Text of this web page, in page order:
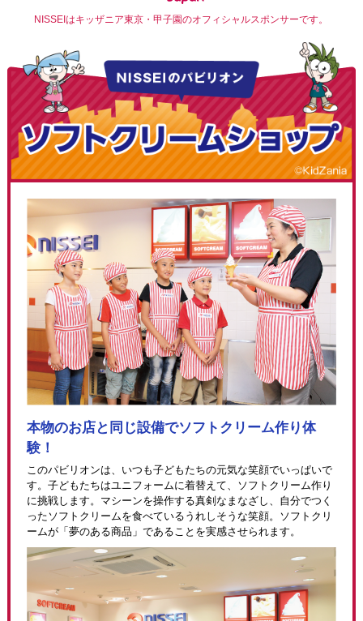
NISSEIはキッザニア東京・甲子園のオフィシャルスポンサーです。
本物のお店と同じ設備でソフトクリーム作り体
験！
このパビリオンは、いつも子どもたちの元気な笑顔でいっぱいで
す。子どもたちはユニフォームに着替えて、ソフトクリーム作り
に挑戦します。マシーンを操作する真剣なまなざし、自分でつく
ったソフトクリームを食べているうれしそうな笑顔。ソフトクリ
ームが「夢のある商品」であることを実感させられます。